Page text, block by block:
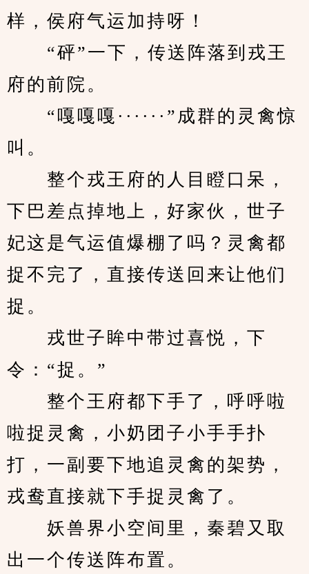
样，侯府气运加持呀！
“砰”一下，传送阵落到戎王
府的前院。
“嘎嘎嘎······”成群的灵禽惊
叫。
整个戎王府的人目瞪口呆，
下巴差点掉地上，好家伙，世子
妃这是气运值爆棚了吗？灵禽都
捉不完了，直接传送回来让他们
捉。
戎世子眸中带过喜悦，下
令：“捉。”
整个王府都下手了，呼呼啦
啦捉灵禽，小奶团子小手手扑
打，一副要下地追灵禽的架势，
戎鸯直接就下手捉灵禽了。
妖兽界小空间里，秦碧又取
出一个传送阵布置。